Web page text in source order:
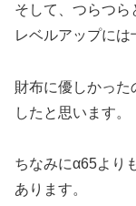
そして、つらつ
レベルアップには
財布に優しかった
したと思います。
ちなみにα65より
あります。